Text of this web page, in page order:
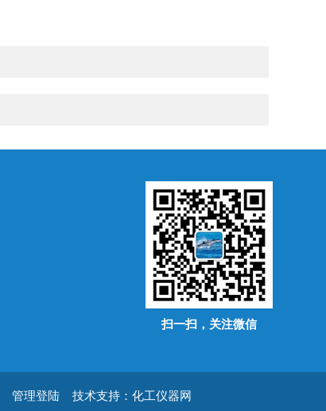
扫一扫，关注微信
管理登陆 技术支持： 化工仪器网